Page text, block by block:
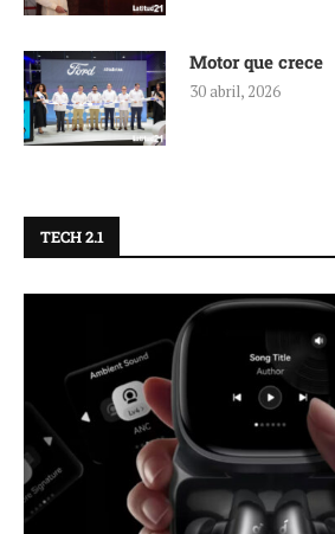
Motor que crece
30 abril, 2026
TECH 2.1